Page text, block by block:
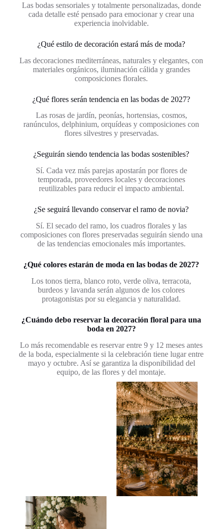
Las bodas sensoriales y totalmente personalizadas, donde
cada detalle esté pensado para emocionar y crear una
experiencia inolvidable.
¿Qué estilo de decoración estará más de moda?
Las decoraciones mediterráneas, naturales y elegantes, con
materiales orgánicos, iluminación cálida y grandes
composiciones florales.
¿Qué flores serán tendencia en las bodas de 2027?
Las rosas de jardín, peonías, hortensias, cosmos,
ranúnculos, delphinium, orquídeas y composiciones con
flores silvestres y preservadas.
¿Seguirán siendo tendencia las bodas sostenibles?
Sí. Cada vez más parejas apostarán por flores de
temporada, proveedores locales y decoraciones
reutilizables para reducir el impacto ambiental.
¿Se seguirá llevando conservar el ramo de novia?
Sí. El secado del ramo, los cuadros florales y las
composiciones con flores preservadas seguirán siendo una
de las tendencias emocionales más importantes.
¿Qué colores estarán de moda en las bodas de 2027?
Los tonos tierra, blanco roto, verde oliva, terracota,
burdeos y lavanda serán algunos de los colores
protagonistas por su elegancia y naturalidad.
¿Cuándo debo reservar la decoración floral para una
boda en 2027?
Lo más recomendable es reservar entre 9 y 12 meses antes
de la boda, especialmente si la celebración tiene lugar entre
mayo y octubre. Así se garantiza la disponibilidad del
equipo, de las flores y del montaje.